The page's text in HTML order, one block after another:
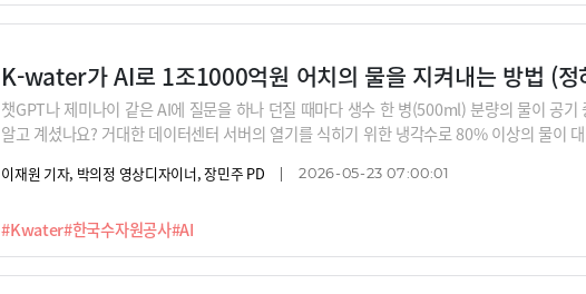
K-water가 AI로 1조1000억원 어치의 물을 지켜내는 방법 (정
#Kwater#한국수자원공사#AI
챗GPT나 제미나이 같은 AI에 질문을 하나 던질 때마다 생수 한 병(500ml) 분량의 물이 공기
알고 계셨나요? 거대한 데이터센터 서버의 열기를 식히기 위한 냉각수로 80% 이상의 물이
인구 250만의 대구시에서 쓰는 생활용수 양과 비슷하죠. 물이 끊어지면? 당연히 공장도 멈추
이터와 노하우에 AI를 결합해 물관리 패러다임을 혁신하고 있습니다. 땅속 25만 킬로미터 수
연간 1조1000억 원어치의 누수를 막아내고, 24시간 실시간으로 수질을 분석해 약품을 조절
세계 최초로 글로벌 등대공장에 선정되기도 했죠. A
이재원 기자, 박의정 영상디자이너, 장민주 PD 2026-05-23 07:00:01